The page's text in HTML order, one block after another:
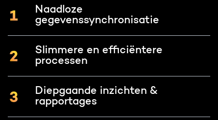
Naadloze
gegevenssynchronisatie
Slimmere en efficiëntere
processen
Diepgaande inzichten &
rapportages